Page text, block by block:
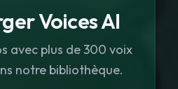
Voices AI
avec plus de 300 voix
notre bibliothèque.